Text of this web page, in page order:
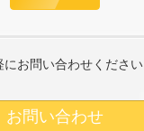
にお問い合わせください
お問い合わせ